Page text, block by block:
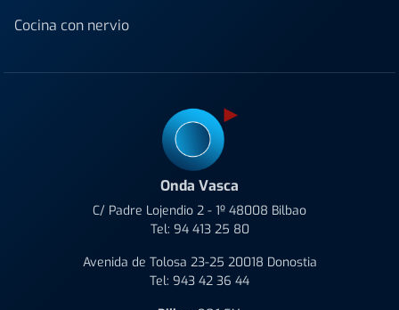
Cocina con nervio
Onda Vasca
C/ Padre Lojendio 2 - 1º 48008 Bilbao
Tel: 94 413 25 80
Avenida de Tolosa 23-25 20018 Donostia
Tel: 943 42 36 44